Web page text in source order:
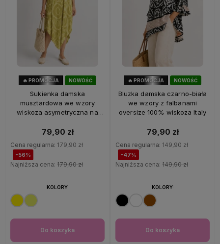
NOWOŚĆ
🔥 PROMOCJA
Sukienka damska
musztardowa we wzory
wiskoza asymetryczna na
79,90 zł
Cena regularna: 179,90 zł
-56%
Najniższa cena: 179,90 zł
Do koszyka
KOLORY:
NOWOŚĆ
🔥 PROMOCJA
Bluzka damska czarno-biała
we wzory z falbanami
oversize 100% wiskoza Italy
79,90 zł
Cena regularna: 149,90 zł
-47%
Najniższa cena: 149,90 zł
Do koszyka
KOLORY: